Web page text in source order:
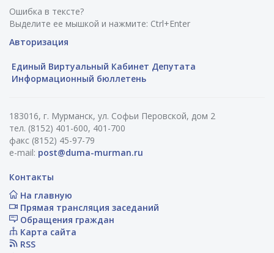
Ошибка в тексте?
Выделите ее мышкой и нажмите: Ctrl+Enter
Авторизация
Единый Виртуальный Кабинет Депутата
Информационный бюллетень
183016, г. Мурманск, ул. Софьи Перовской, дом 2
тел. (8152) 401-600, 401-700
факс (8152) 45-97-79
e-mail: post@duma-murman.ru
Контакты
На главную
Прямая трансляция заседаний
Обращения граждан
Карта сайта
RSS